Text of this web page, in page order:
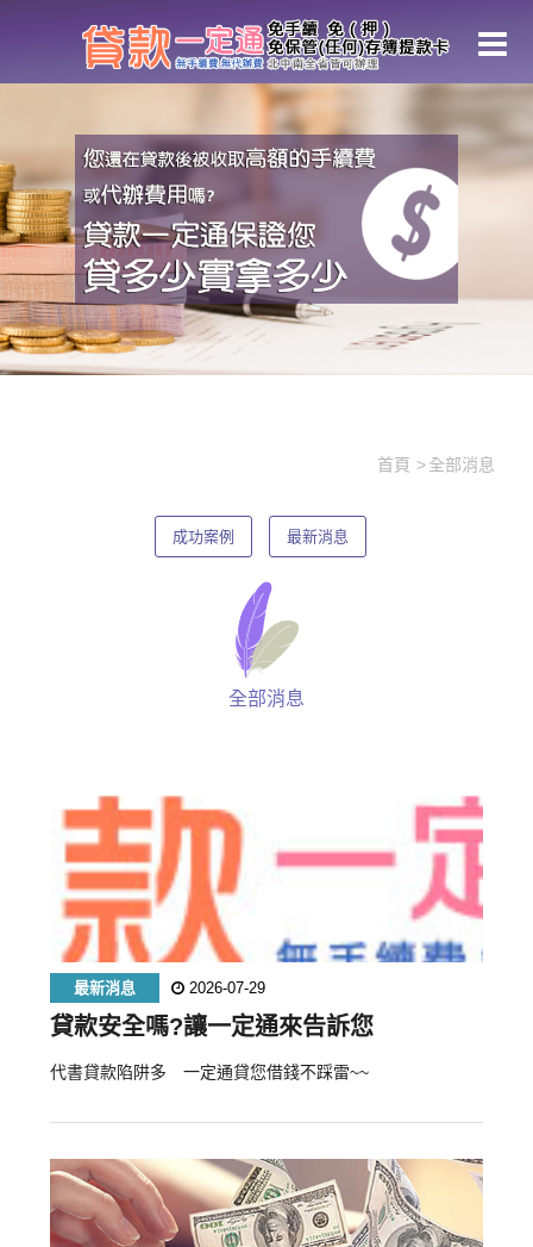
首頁 全部消息
成功案例 最新消息
全部消息
最新消息 2026-07-29
貸款安全嗎?讓一定通來告訴您
代書貸款陷阱多 一定通貸您借錢不踩雷~~